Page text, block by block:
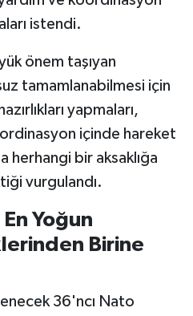
istendi.
önem taşıyan
tamamlanabilmesi için
yapmaları,
içinde hareket
herhangi bir aksaklığa
vurgulandı.
Yoğun
Birine
36'ncı Nato